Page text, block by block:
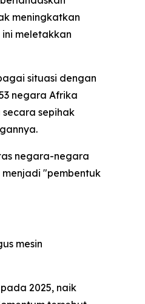
meningkatkan
meletakkan
situasi dengan
negara Afrika
sepihak
negara-negara
"pembentuk
mesin
2025, naik